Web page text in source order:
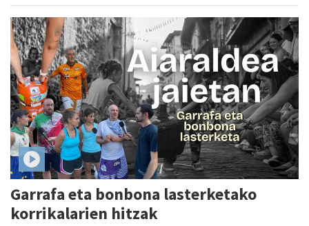
Garrafa eta bonbona lasterketako
korrikalarien hitzak